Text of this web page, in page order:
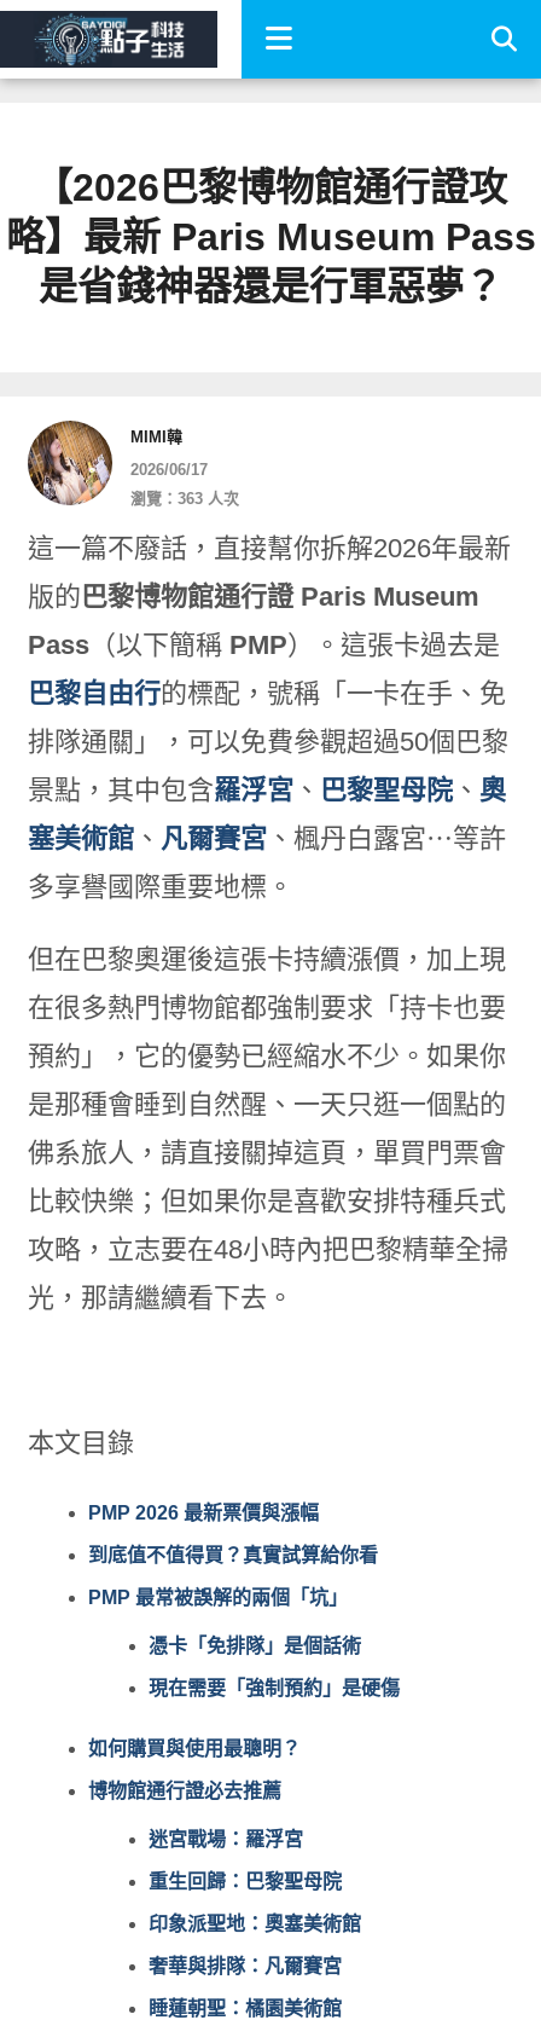
【2026巴黎博物館通行證攻
略】最新 Paris Museum Pass
是省錢神器還是行軍惡夢？
MIMI韓
2026/06/17
瀏覽：363 人次
這一篇不廢話，直接幫你拆解2026年最新
版的巴黎博物館通行證 Paris Museum
Pass（以下簡稱 PMP）。這張卡過去是
巴黎自由行的標配，號稱「一卡在手、免
排隊通關」，可以免費參觀超過50個巴黎
景點，其中包含羅浮宮、 巴黎聖母院、 奧
塞美術館、 凡爾賽宮、楓丹白露宮⋯等許
多享譽國際重要地標。
但在巴黎奧運後這張卡持續漲價，加上現
在很多熱門博物館都強制要求「持卡也要
預約」，它的優勢已經縮水不少。如果你
是那種會睡到自然醒、一天只逛一個點的
佛系旅人，請直接關掉這頁，單買門票會
比較快樂；但如果你是喜歡安排特種兵式
攻略，立志要在48小時內把巴黎精華全掃
光，那請繼續看下去。
本文目錄
PMP 2026 最新票價與漲幅
到底值不值得買？真實試算給你看
PMP 最常被誤解的兩個「坑」
憑卡「免排隊」是個話術
現在需要「強制預約」是硬傷
如何購買與使用最聰明？
博物館通行證必去推薦
迷宮戰場：羅浮宮
重生回歸：巴黎聖母院
印象派聖地：奧塞美術館
奢華與排隊：凡爾賽宮
睡蓮朝聖：橘園美術館